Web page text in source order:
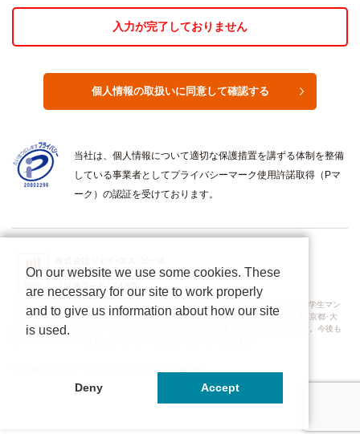
入力が完了しておりません
当社は、個人情報について適切な保護措置を講ずる体制を整備
している事業者としてプライバシーマーク使用許諾取得（Pマ
ーク）の認証を受けております。
ジェイ･エス･ビーグループは1976年の創業以来、学生に安心･安全な住まいとして学生マン
ション／学生会館／学生寮を提供してきました。現在では札幌･仙台･東京･名古屋･京都･大
阪･岡山･福岡など学生マンションのネットワークは全国規模で今も広がっています。今後も
On our website we use some cookies. These
are necessary for our site to work properly
and to give us information about how our site
is used.
Deny Accept